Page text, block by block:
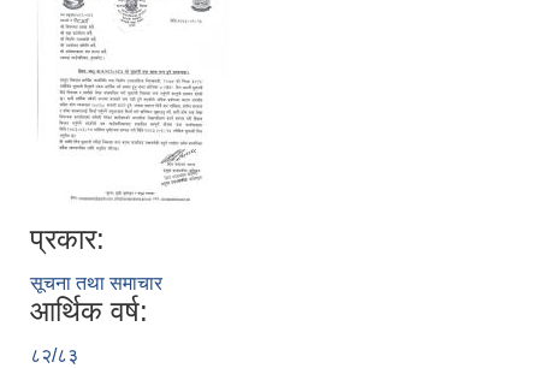
प्रकार:
सूचना तथा समाचार
आर्थिक वर्ष:
८२/८३